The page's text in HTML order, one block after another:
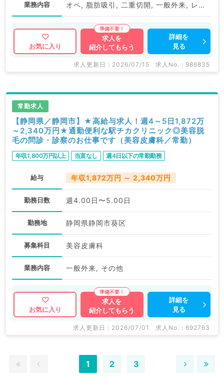
業務内容 オペ, 脂肪吸引, 二重切開, 一般外来, レーザー治療, その他
お気に入り
求人を
紹介してもらう
詳細を
見る
求人更新日 : 2026/07/15 求人No. : 986835
常勤求人
【静岡県／静岡市】★高給与求人！週4～5日1,872万
～2,340万円★通勤便利な駅チカクリニック◎美容脱
毛の問診・診察のお仕事です（美容皮膚科／常勤）
年収1,800万円以上 当直なし 週4日以下の常勤勤務
給与 年収1,872万円 ～ 2,340万円
勤務日数 週4.00日〜5.00日
勤務地 静岡県静岡市葵区
募集科目 美容皮膚科
業務内容 一般外来, その他
お気に入り
求人を
紹介してもらう
詳細を
見る
求人更新日 : 2026/07/01 求人No. : 692763
1 2 3